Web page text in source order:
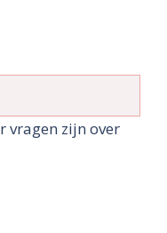
vragen zijn over